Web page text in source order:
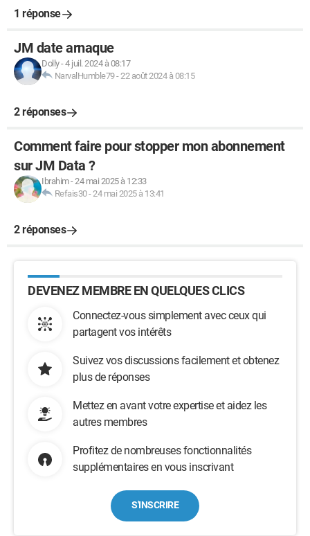
1 réponse
JM date arnaque
Dolly-4 juil. 2024 à 08:17
NarvalHumble79-22 août 2024 à 08:15
2 réponses
Comment faire pour stopper mon abonnement
sur JM Data ?
Ibrahim-24 mai 2025 à 12:33
Refais30-24 mai 2025 à 13:41
2 réponses
DEVENEZ MEMBRE EN QUELQUES CLICS
Connectez-vous simplement avec ceux qui
partagent vos intérêts
Suivez vos discussions facilement et obtenez
plus de réponses
Mettez en avant votre expertise et aidez les
autres membres
Profitez de nombreuses fonctionnalités
supplémentaires en vous inscrivant
S'INSCRIRE